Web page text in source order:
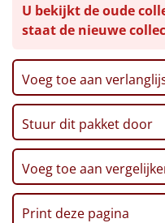
Goedkope
Uniek
Alle thema's
Artikel
Hitster NIEUW
Pizzarette
Pubmix, 180 gr
Pretzels, 100 gr
Grissini, 125 gr
Kerst/Nieuwjaars
Verpakt in een
U bekijkt de oude
staat de nieuwe
Voeg toe aan
Stuur dit pakket door
Voeg toe aan
Print deze pagina